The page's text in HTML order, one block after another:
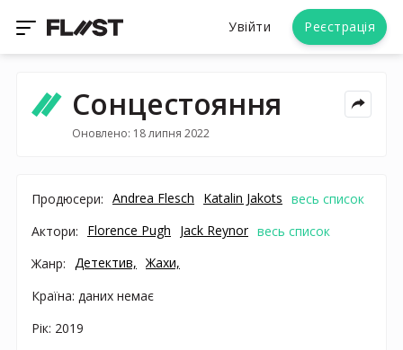
Увійти Реєстрація
Сонцестояння
Оновлено: 18 липня 2022
Продюсери: Andrea Flesch Katalin Jakots весь список
Актори:
Florence Pugh Jack Reynor весь список
Жанр:
Детектив, Жахи,
Країна: даних немає
Рік: 2019